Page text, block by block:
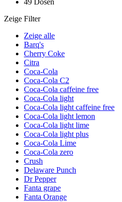
49 Dosen
Zeige Filter
Zeige alle
Barq's
Cherry Coke
Citra
Coca-Cola
Coca-Cola C2
Coca-Cola caffeine free
Coca-Cola light
Coca-Cola light caffeine free
Coca-Cola light lemon
Coca-Cola light lime
Coca-Cola light plus
Coca-Cola Lime
Coca-Cola zero
Crush
Delaware Punch
Dr Pepper
Fanta grape
Fanta Orange